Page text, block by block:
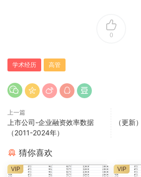
0
学术经历 高管
上一篇
上市公司-企业融资效率数据
（2011-2024年）
（更新
猜你喜欢
VIP VIP